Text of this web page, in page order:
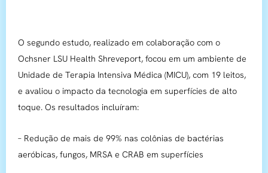
O segundo estudo, realizado em colaboração com o
Ochsner LSU Health Shreveport, focou em um ambiente de
Unidade de Terapia Intensiva Médica (MICU), com 19 leitos,
e avaliou o impacto da tecnologia em superfícies de alto
toque. Os resultados incluíram:
– Redução de mais de 99% nas colônias de bactérias
aeróbicas, fungos, MRSA e CRAB em superfícies